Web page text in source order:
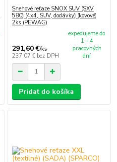
Snehové reťaze SNOX SUV (SXV
580) (4x4, SUV, dodávky) (kovové)
2ks (PEWAG)
291,60 €/ks
237,07 € bez DPH
expedujeme do
1 - 4
pracovných
dní
Pridať do košíka